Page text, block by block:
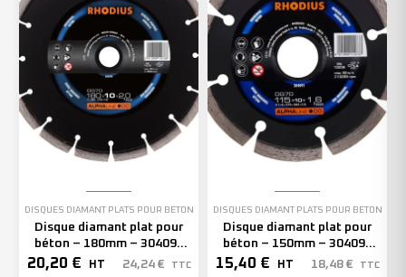
DISQUES DIAMANT PLATS POUR BÉTON
Disque diamant plat pour
béton – 180mm – 304094
(x1)
20,20 € HT 24,24 € TTC
DISQUES DIAMANT PLATS POUR BÉTON
Disque diamant plat pour
béton – 150mm – 304093
(x1)
15,40 € HT 18,48 € TTC